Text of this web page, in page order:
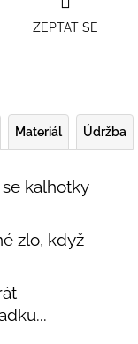
ZEPTAT SE
Materiál Údržba
kalhotky
zlo, když